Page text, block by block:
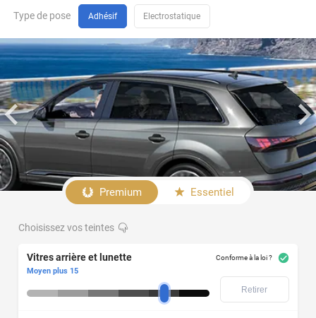
Type de pose Adhésif Electrostatique
Premium Essentiel
Choisissez vos teintes
Vitres arrière et lunette Conforme à la loi ?
Moyen plus 15
Retirer
3 portes (1992 - 2019)
Conseils
pose
:
Joints
en
caoutchouc
:
l'application
du
Vitres
et
lunette
Sélectionnez votre marque
Modèle
Sélectionnez votre modèle
Carrosserie
Sélectionnez votre carrosserie
Afficher
le
produit
Votre
de
voiture
figure